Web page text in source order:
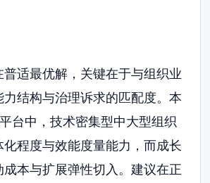
适最优解，关键在于与组织业
结构与治理诉求的匹配度。本
台中，技术密集型中大型组织
化程度与效能度量能力，而成长
本与扩展弹性切入。建议在正